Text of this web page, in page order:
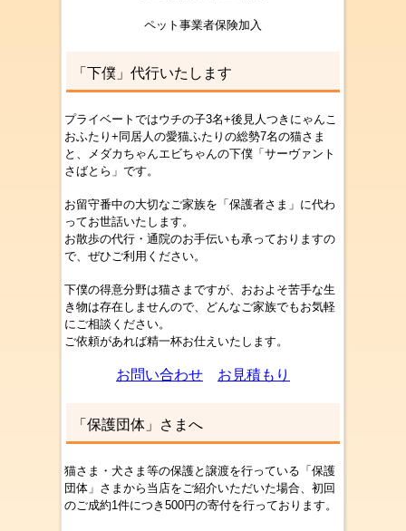
ペット事業者保険加入
「下僕」代行いたします
プライベートではウチの子3名+後見人つきにゃんこ
おふたり+同居人の愛猫ふたりの総勢7名の猫さま
と、メダカちゃんエビちゃんの下僕「サーヴァント
さばとら」です。
お留守番中の大切なご家族を「保護者さま」に代わ
ってお世話いたします。
お散歩の代行・通院のお手伝いも承っておりますの
で、ぜひご利用ください。
下僕の得意分野は猫さまですが、おおよそ苦手な生
き物は存在しませんので、どんなご家族でもお気軽
にご相談ください。
ご依頼があれば精一杯お仕えいたします。
お問い合わせ お見積もり
「保護団体」さまへ
猫さま・犬さま等の保護と譲渡を行っている「保護
団体」さまから当店をご紹介いただいた場合、初回
のご成約1件につき500円の寄付を行っております。